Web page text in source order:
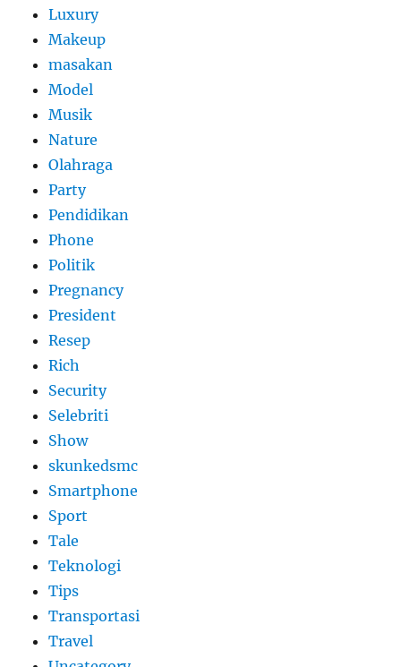
Luxury
Makeup
masakan
Model
Musik
Nature
Olahraga
Party
Pendidikan
Phone
Politik
Pregnancy
President
Resep
Rich
Security
Selebriti
Show
skunkedsmc
Smartphone
Sport
Tale
Teknologi
Tips
Transportasi
Travel